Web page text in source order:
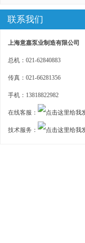
联系我们
上海意嘉泵业制造有限公司
总机：021-62840883
传真：021-66281356
手机：13818822982
在线客服：
技术服务：